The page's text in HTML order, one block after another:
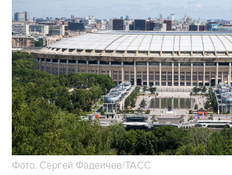
Фото: Сергей Фадеичев/ТАСС